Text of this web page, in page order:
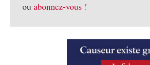
ou abonnez-vous !